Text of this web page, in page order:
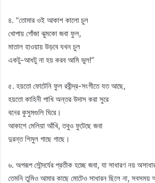
৪. “তোমার ওই আকাশ কালো চুল
খোপায় গোঁজা ঝুমকো জবা ফুল,
মাতাল হাওয়ায় উড়বে যখন চুল
একটু-আধটু না হয় করব আমি ভুল!”
৫. হয়তো ফোটেনি ফুল রবীন্দ্র-সংগীতে যত আছে,
হয়তো কাহিনী পাখি অন্তর উদাস করা সুরে
বনের কুসুমগুলি ঘিরে।
আকাশে মেলিয়া আঁখি, তবুও ফুটেছে জবা
দুরন্ত শিমুল গাছে গাছে।
৬. অপরূপ সৌন্দর্যের প্রতীক হচ্ছে জবা, যা সাধারণ নয়
তেমনি তুমিও আমার কাছে মোটেও সাধারন ছিলে না, সবসময়